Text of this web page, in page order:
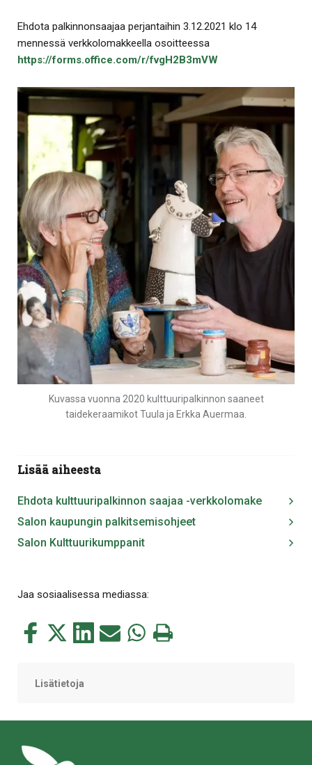
Ehdota palkinnonsaajaa perjantaihin 3.12.2021 klo 14
mennessä verkkolomakkeella osoitteessa
https://forms.office.com/r/fvgH2B3mVW
Kuvassa vuonna 2020 kulttuuripalkinnon saaneet
taidekeraamikot Tuula ja Erkka Auermaa.
Lisää aiheesta
Ehdota kulttuuripalkinnon saajaa -verkkolomake
Salon kaupungin palkitsemisohjeet
Salon Kulttuurikumppanit
Jaa sosiaalisessa mediassa:
Jaa
Jaa
Jaa Jaa Jaa Tulosta
Lisätietoja